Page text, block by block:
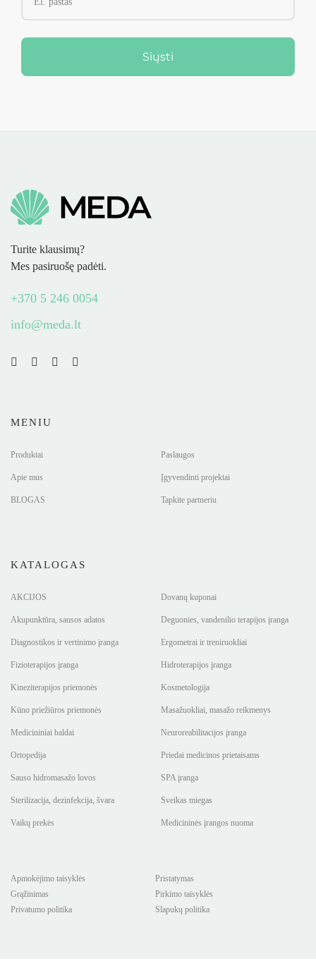
Siųsti
Turite klausimų?
Mes pasiruošę padėti.
+370 5 246 0054
info@meda.lt
MENIU
Produktai Paslaugos
Apie mus Įgyvendinti projektai
BLOGAS Tapkite partneriu
KATALOGAS
AKCIJOS Dovanų kuponai
Akupunktūra, sausos adatos Deguonies, vandenilio terapijos įranga
Diagnostikos ir vertinimo įranga Ergometrai ir treniruokliai
Fizioterapijos įranga Hidroterapijos įranga
Kineziterapijos priemonės Kosmetologija
Kūno priežiūros priemonės Masažuokliai, masažo reikmenys
Medicininiai baldai Neuroreabilitacijos įranga
Ortopedija Priedai medicinos prietaisams
Sauso hidromasažo lovos SPA įranga
Sterilizacija, dezinfekcija, švara Sveikas miegas
Vaikų prekės Medicininės įrangos nuoma
Apmokėjimo taisyklės
Pristatymas
Grąžinimas
Pirkimo taisyklės
Privatumo politika
Slapukų politika